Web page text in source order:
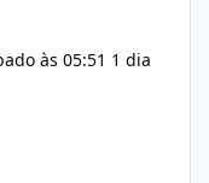
às 05:51 1 dia